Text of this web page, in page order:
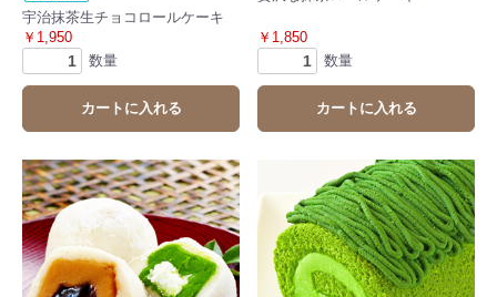
宇治抹茶生チョコロールケーキ
￥1,950
数量
カートに入れる
￥1,850
数量
カートに入れる